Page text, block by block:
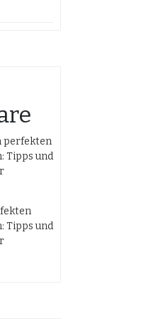
perfekten
Tipps und
Tipps und